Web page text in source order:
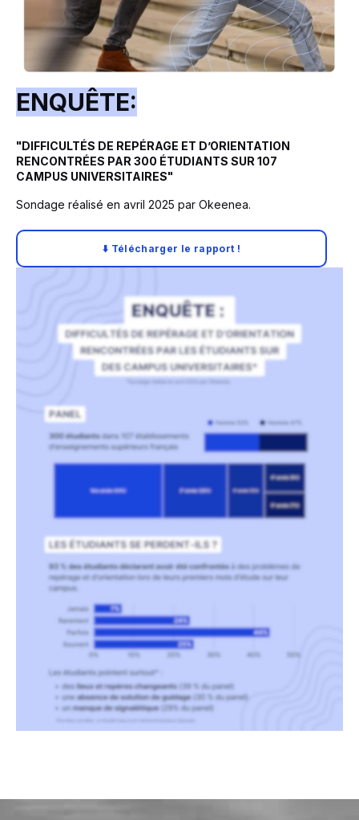
ENQUÊTE:
"DIFFICULTÉS DE REPÉRAGE ET DʼORIENTATION
RENCONTRÉES PAR 300 ÉTUDIANTS SUR 107
CAMPUS UNIVERSITAIRES"
Sondage réalisé en avril 2025 par Okeenea.
⬇️ Télécharger le rapport !